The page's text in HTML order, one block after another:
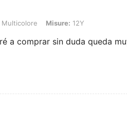
Misure: 12Y
Multicolore Misure: 12Y
a comprar sin duda queda